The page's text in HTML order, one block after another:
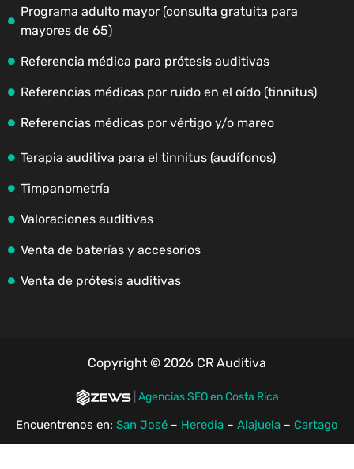
Programa adulto mayor (consulta gratuita para
mayores de 65)
Referencia médica para prótesis auditivas
Referencias médicas por ruido en el oído (tinnitus)
Referencias médicas por vértigo y/o mareo
Terapia auditiva para el tinnitus (audífonos)
Timpanometría
Valoraciones auditivas
Venta de baterías y accesorios
Venta de prótesis auditivas
Copyright © 2026 CR Auditiva
| Agencias SEO en Costa Rica
Encuentrenos en: San José – Heredia – Alajuela – Cartago